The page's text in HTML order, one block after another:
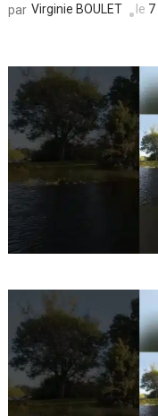
par Virginie BOULET le 7